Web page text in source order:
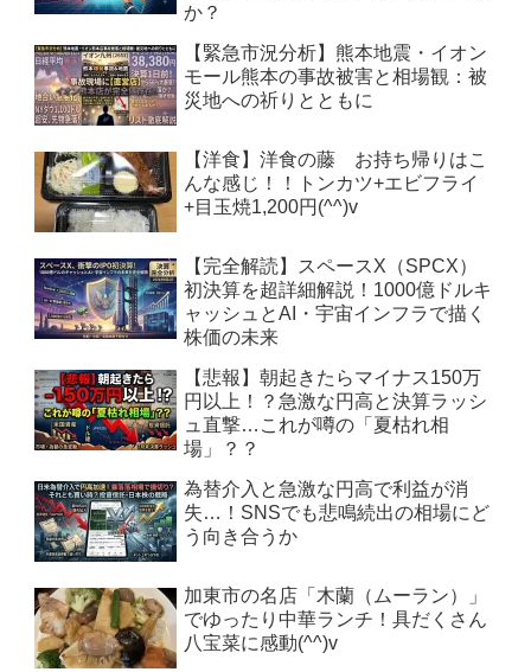
か？
【緊急市況分析】熊本地震・イオン
モール熊本の事故被害と相場観：被
災地への祈りとともに
【洋食】洋食の藤 お持ち帰りはこ
んな感じ！！トンカツ+エビフライ
+目玉焼1,200円(^^)v
【完全解読】スペースX（SPCX）
初決算を超詳細解説！1000億ドルキ
ャッシュとAI・宇宙インフラで描く
株価の未来
【悲報】朝起きたらマイナス150万
円以上！？急激な円高と決算ラッシ
ュ直撃…これが噂の「夏枯れ相
場」？？
為替介入と急激な円高で利益が消
失…！SNSでも悲鳴続出の相場にど
う向き合うか
加東市の名店「木蘭（ムーラン）」
でゆったり中華ランチ！具だくさん
八宝菜に感動(^^)v